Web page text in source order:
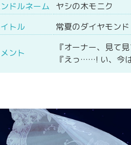
ドルネーム
ヤシの木モニク
トル
常夏のダイヤモンド
ント
『オーナー、見て
『えっ……! い、